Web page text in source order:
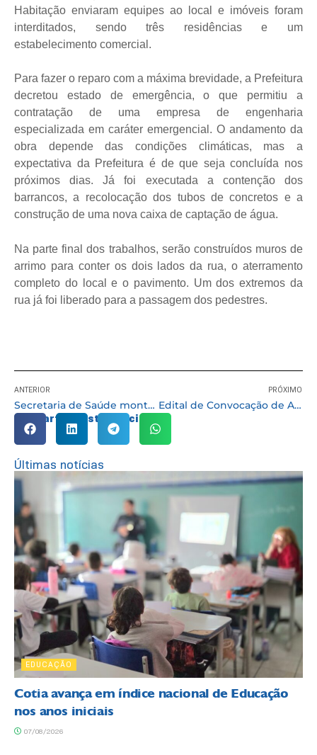
Habitação enviaram equipes ao local e imóveis foram
interditados, sendo três residências e um
estabelecimento comercial.
Para fazer o reparo com a máxima brevidade, a Prefeitura
decretou estado de emergência, o que permitiu a
contratação de uma empresa de engenharia
especializada em caráter emergencial. O andamento da
obra depende das condições climáticas, mas a
expectativa da Prefeitura é de que seja concluída nos
próximos dias. Já foi executada a contenção dos
barrancos, a recolocação dos tubos de concretos e a
construção de uma nova caixa de captação de água.
Na parte final dos trabalhos, serão construídos muros de
arrimo para conter os dois lados da rua, o aterramento
completo do local e o pavimento. Um dos extremos da
rua já foi liberado para a passagem dos pedestres.
ANTERIOR
Secretaria de Saúde monta Time de Resposta Rápida (TRR) contra o Coronavírus
PRÓXIMO
Edital de Convocação de Assembleia Geral de Eleição dos Membros do CMDCA
Compartilhe esta notícia:
Últimas notícias
EDUCAÇÃO
Cotia avança em índice nacional de Educação
nos anos iniciais
07/08/2026